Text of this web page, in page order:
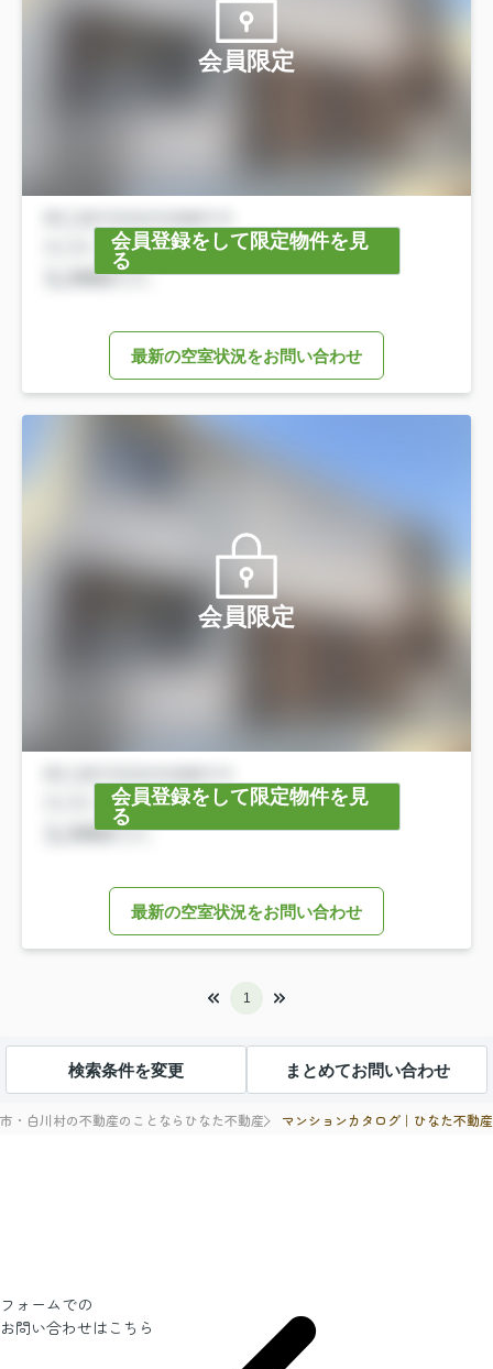
会員限定
会員登録をして限定物件を見
る
最新の空室状況をお問い合わせ
会員限定
会員登録をして限定物件を見
る
最新の空室状況をお問い合わせ
1
検索条件を変更 まとめてお問い合わせ
・白川村の不動産のことならひなた不動産 マンションカタログ｜ひなた不動産
フォームでの
お問い合わせはこちら